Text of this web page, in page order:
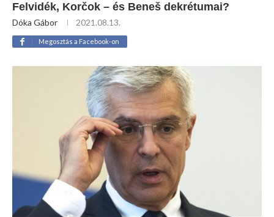
Felvidék, Korčok – és Beneš dekrétumai?
Dóka Gábor 2021.08.13.
Megosztás a Facebook-on